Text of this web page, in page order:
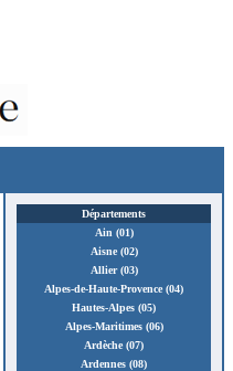
Départements
Ain (01)
Aisne (02)
Allier (03)
Alpes-de-Haute-Provence (04)
Hautes-Alpes (05)
Alpes-Maritimes (06)
Ardèche (07)
Ardennes (08)